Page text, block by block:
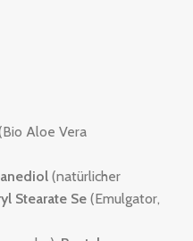
Aloe Vera
(natürlicher
Stearate Se (Emulgator,